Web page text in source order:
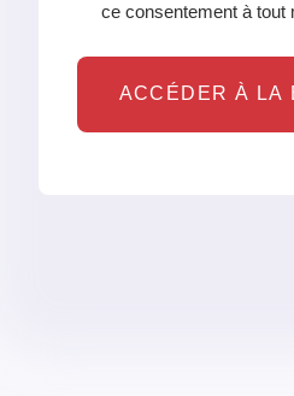
ce consentement à tout
ACCÉDER À LA